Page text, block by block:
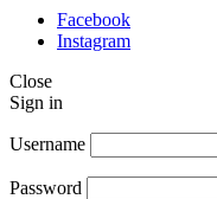
Facebook
Instagram
Close
Sign in
Username
Password